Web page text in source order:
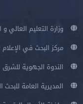
وزارة التعليم العالي
مركز البحث في
الندوة الجهوية للشرق
المديرية العامة